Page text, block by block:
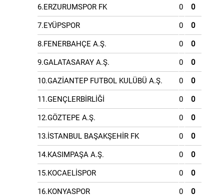
6.ERZURUMSPOR FK 0 0
7.EYÜPSPOR 0 0
8.FENERBAHÇE A.Ş. 0 0
9.GALATASARAY A.Ş. 0 0
10.GAZİANTEP FUTBOL KULÜBÜ A.Ş. 0 0
11.GENÇLERBİRLİĞİ 0 0
12.GÖZTEPE A.Ş. 0 0
13.İSTANBUL BAŞAKŞEHİR FK 0 0
14.KASIMPAŞA A.Ş. 0 0
15.KOCAELİSPOR 0 0
16.KONYASPOR 0 0